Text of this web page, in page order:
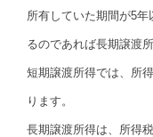
所有していた期間が5年
るのであれば長期譲渡
短期譲渡所得では、所
ります。
長期譲渡所得は、所得